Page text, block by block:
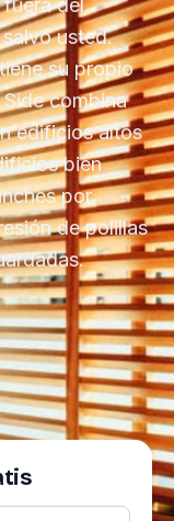
del
usted.
su propio
combina
edificios altos
bien
por
de polillas